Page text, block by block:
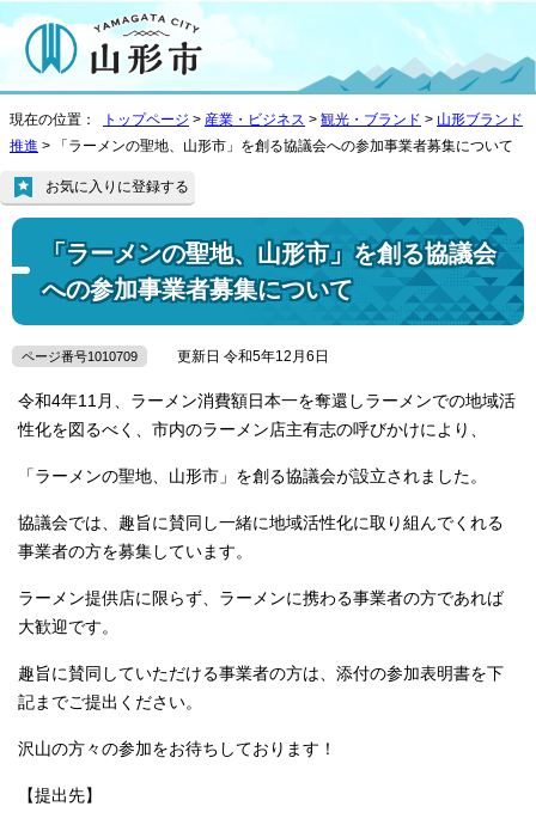
現在の位置： トップページ > 産業・ビジネス > 観光・ブランド > 山形ブランド
推進 > 「ラーメンの聖地、山形市」を創る協議会への参加事業者募集について
「ラーメンの聖地、山形市」を創る協議会
への参加事業者募集について
お気に入りに登録する
ページ番号1010709 更新日 令和5年12月6日
令和4年11月、ラーメン消費額日本一を奪還しラーメンでの地域活
性化を図るべく、市内のラーメン店主有志の呼びかけにより、
「ラーメンの聖地、山形市」を創る協議会が設立されました。
協議会では、趣旨に賛同し一緒に地域活性化に取り組んでくれる
事業者の方を募集しています。
ラーメン提供店に限らず、ラーメンに携わる事業者の方であれば
大歓迎です。
趣旨に賛同していただける事業者の方は、添付の参加表明書を下
記までご提出ください。
沢山の方々の参加をお待ちしております！
【提出先】